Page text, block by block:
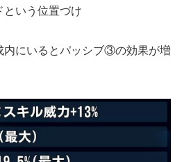
いう位置づけ
内にいるとパッシブ③の効果が増